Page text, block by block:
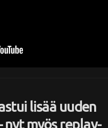
lisää uuden
nyt myös replay-